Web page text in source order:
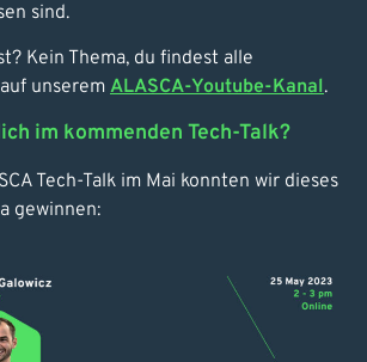
sind.
Kein Thema, du findest alle
unserem ALASCA-Youtube-Kanal.
im kommenden Tech-Talk?
Tech-Talk im Mai konnten wir dieses
gewinnen: